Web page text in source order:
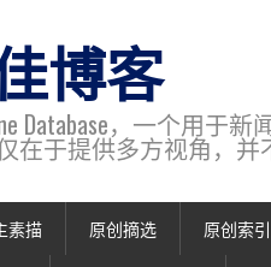
博客
Database，一个用
在于提供多方视角，并
素描 原创摘选 原创索